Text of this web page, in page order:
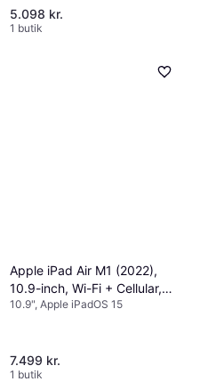
5.098 kr.
1 butik
Apple iPad Air M1 (2022),
10.9-inch, Wi-Fi + Cellular,
64GB Space Grey
10.9", Apple iPadOS 15
7.499 kr.
1 butik